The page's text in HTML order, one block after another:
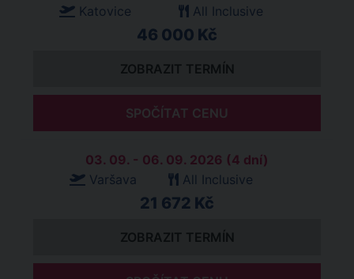
Katovice
All Inclusive
46 000 Kč
ZOBRAZIT TERMÍN
SPOČÍTAT CENU
03. 09. - 06. 09. 2026 (4 dní)
Varšava
All Inclusive
21 672 Kč
ZOBRAZIT TERMÍN